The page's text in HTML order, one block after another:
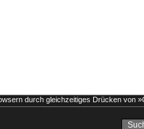
durch gleichzeitiges Drücken von